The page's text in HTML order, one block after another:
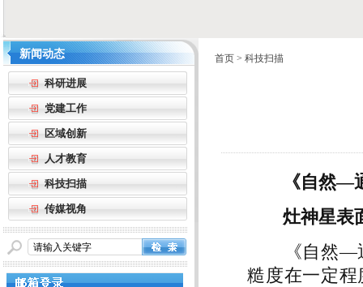
新闻动态
科研进展
党建工作
区域创新
人才教育
科技扫描
传媒视角
首页 > 科技扫描
《自然—
灶神星表
《自然—通
糙度在一定